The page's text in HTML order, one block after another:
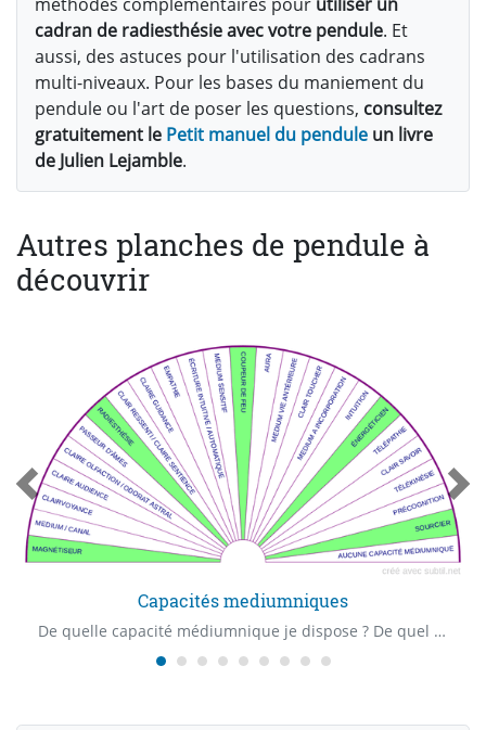
cadran de radiesthésie avec votre pendule. Et
aussi, des astuces pour l'utilisation des cadrans
multi-niveaux. Pour les bases du maniement du
pendule ou l'art de poser les questions, consultez
gratuitement le Petit manuel du pendule un livre
de Julien Lejamble.
Autres planches de pendule à
découvrir
Capacités mediumniques
De quelle capacité médiumnique je dispose ? De quel "Claire" capacité je dispose ? Quelle est ma première capacité médiumnique ?